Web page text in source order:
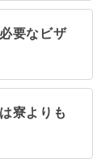
要なビザ
寮よりも